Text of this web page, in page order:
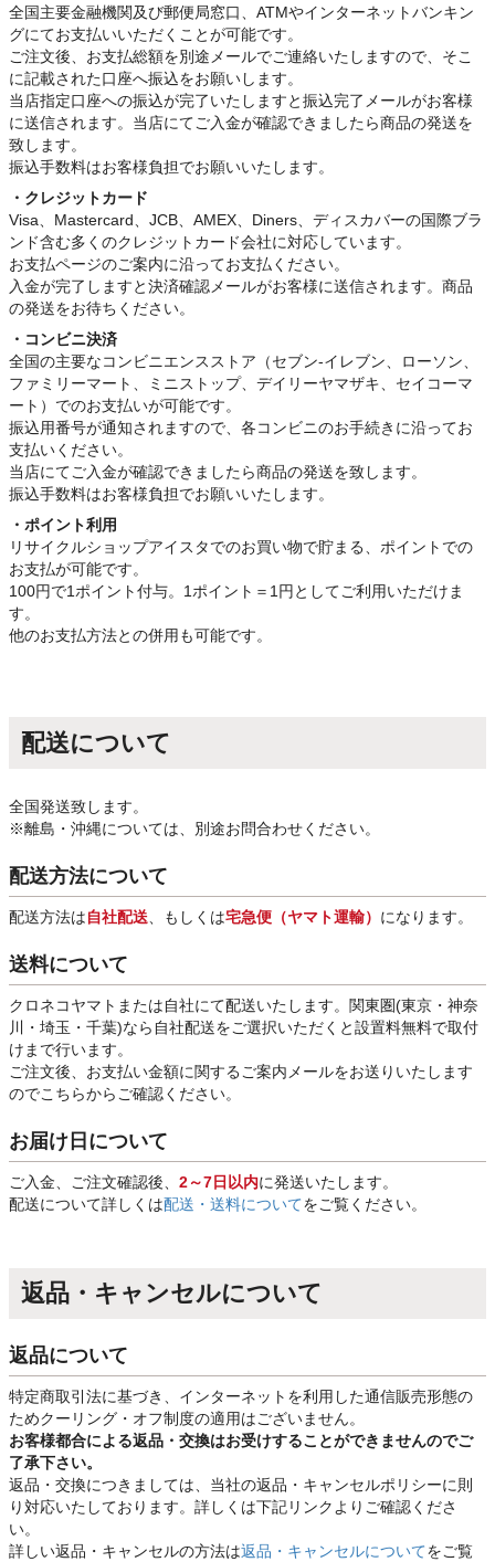
全国主要金融機関及び郵便局窓口、ATMやインターネットバンキン
グにてお支払いいただくことが可能です。
ご注文後、お支払総額を別途メールでご連絡いたしますので、そこ
に記載された口座へ振込をお願いします。
当店指定口座への振込が完了いたしますと振込完了メールがお客様
に送信されます。当店にてご入金が確認できましたら商品の発送を
致します。
振込手数料はお客様負担でお願いいたします。
・クレジットカード
Visa、Mastercard、JCB、AMEX、Diners、ディスカバーの国際ブラ
ンド含む多くのクレジットカード会社に対応しています。
お支払ページのご案内に沿ってお支払ください。
入金が完了しますと決済確認メールがお客様に送信されます。商品
の発送をお待ちください。
・コンビニ決済
全国の主要なコンビニエンスストア（セブン-イレブン、ローソン、
ファミリーマート、ミニストップ、デイリーヤマザキ、セイコーマ
ート）でのお支払いが可能です。
振込用番号が通知されますので、各コンビニのお手続きに沿ってお
支払いください。
当店にてご入金が確認できましたら商品の発送を致します。
振込手数料はお客様負担でお願いいたします。
・ポイント利用
リサイクルショップアイスタでのお買い物で貯まる、ポイントでの
お支払が可能です。
100円で1ポイント付与。1ポイント＝1円としてご利用いただけま
す。
他のお支払方法との併用も可能です。
配送について
全国発送致します。
※離島・沖縄については、別途お問合わせください。
配送方法について
配送方法は自社配送 、もしくは宅急便（ヤマト運輸） になります。
送料について
クロネコヤマトまたは自社にて配送いたします。関東圏(東京・神奈
川・埼玉・千葉)なら自社配送をご選択いただくと設置料無料で取付
けまで行います。
ご注文後、お支払い金額に関するご案内メールをお送りいたします
のでこちらからご確認ください。
お届け日について
ご入金、ご注文確認後、 2～7日以内に発送いたします。
配送について詳しくは配送・送料についてをご覧ください。
返品・キャンセルについて
返品について
特定商取引法に基づき、インターネットを利用した通信販売形態の
ためクーリング・オフ制度の適用はございません。
お客様都合による返品・交換はお受けすることができませんのでご
了承下さい。
返品・交換につきましては、当社の返品・キャンセルポリシーに則
り対応いたしております。詳しくは下記リンクよりご確認くださ
い。
詳しい返品・キャンセルの方法は返品・キャンセルについてをご覧